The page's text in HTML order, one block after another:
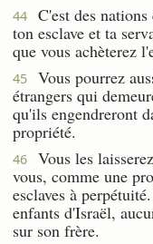
44
C'est des
ton esclave et ta
que vous achèterez
45
Vous pourrez
étrangers qui
qu'ils engendreront
propriété.
46
Vous les
vous, comme une
esclaves à
enfants d'Israël,
sur son frère.